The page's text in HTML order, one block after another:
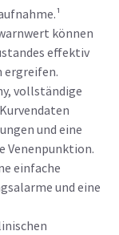
können
effektiv
ergreifen.
vollständige
und eine
Venenpunktion.
einfache
und eine